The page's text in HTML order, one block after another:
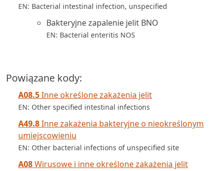
EN: Bacterial intestinal infection, unspecified
Bakteryjne zapalenie jelit BNO
EN: Bacterial enteritis NOS
Powiązane kody:
A08.5Inne określone zakażenia jelit
EN: Other specified intestinal infections
A49.8Inne zakażenia bakteryjne o nieokreślonym
umiejscowieniu
EN: Other bacterial infections of unspecified site
A08Wirusowe i inne określone zakażenia jelit